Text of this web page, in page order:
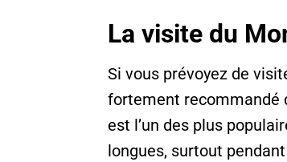
La visite du
Si vous prévoyez de
fortement recommandé
est l’un des plus
longues, surtout